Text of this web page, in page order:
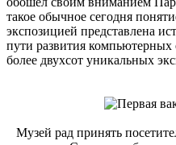
такое обычное сегодня
экспозицией представлена
пути развития компьютерных
более двухсот уникальных
Музей рад принять